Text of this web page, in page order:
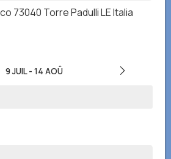
73040 Torre Padulli LE Italia
9 JUIL- 14 AOÛ